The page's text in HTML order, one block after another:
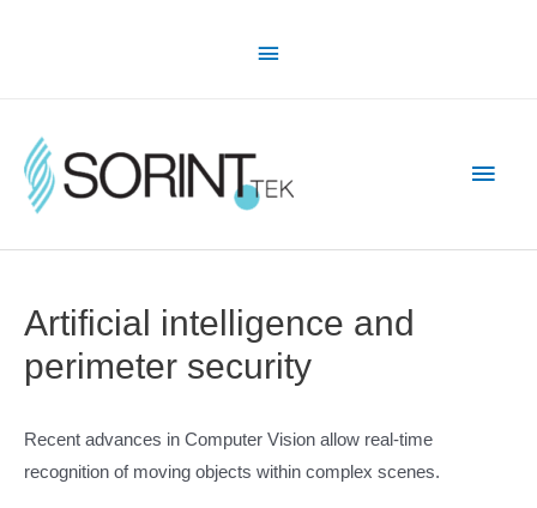
Above
Main
Artificial intelligence and
perimeter security
Recent advances in Computer Vision allow real-time
recognition of moving objects within complex scenes.